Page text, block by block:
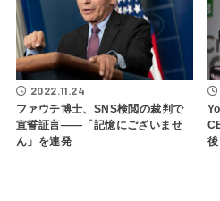
2022.11.24
ファウチ博士、SNS検閲の裁判で
宣誓証言――「記憶にございませ
ん」を連発
後